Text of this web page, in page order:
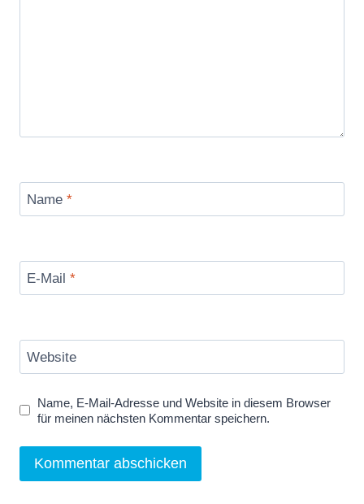
Name *
E-Mail *
Website
Name, E-Mail-Adresse und Website in diesem Browser
für meinen nächsten Kommentar speichern.